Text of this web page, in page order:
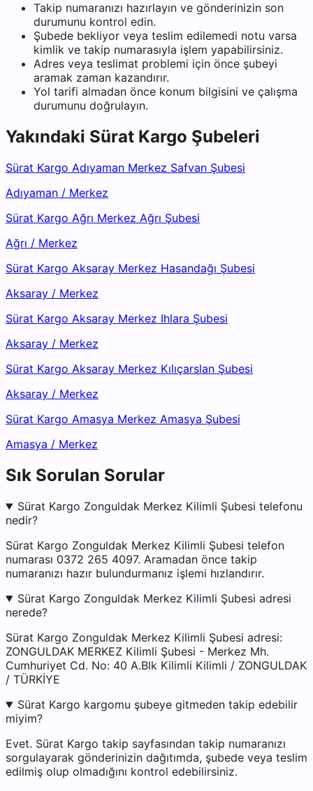
Takip numaranızı hazırlayın ve gönderinizin son
durumunu kontrol edin.
Şubede bekliyor veya teslim edilemedi notu varsa
kimlik ve takip numarasıyla işlem yapabilirsiniz.
Adres veya teslimat problemi için önce şubeyi
aramak zaman kazandırır.
Yol tarifi almadan önce konum bilgisini ve çalışma
durumunu doğrulayın.
Yakındaki Sürat Kargo Şubeleri
Sürat Kargo Adıyaman Merkez Safvan Şubesi
Adıyaman / Merkez
Sürat Kargo Ağrı Merkez Ağrı Şubesi
Ağrı / Merkez
Sürat Kargo Aksaray Merkez Hasandağı Şubesi
Aksaray / Merkez
Sürat Kargo Aksaray Merkez Ihlara Şubesi
Aksaray / Merkez
Sürat Kargo Aksaray Merkez Kılıçarslan Şubesi
Aksaray / Merkez
Sürat Kargo Amasya Merkez Amasya Şubesi
Amasya / Merkez
Sık Sorulan Sorular
Sürat Kargo Zonguldak Merkez Kilimli Şubesi telefonu
nedir?
Sürat Kargo Zonguldak Merkez Kilimli Şubesi telefon
numarası 0372 265 4097. Aramadan önce takip
numaranızı hazır bulundurmanız işlemi hızlandırır.
Sürat Kargo Zonguldak Merkez Kilimli Şubesi adresi
nerede?
Sürat Kargo Zonguldak Merkez Kilimli Şubesi adresi:
ZONGULDAK MERKEZ Kilimli Şubesi - Merkez Mh.
Cumhuriyet Cd. No: 40 A.Blk Kilimli Kilimli / ZONGULDAK
/ TÜRKİYE
Sürat Kargo kargomu şubeye gitmeden takip edebilir
miyim?
Evet. Sürat Kargo takip sayfasından takip numaranızı
sorgulayarak gönderinizin dağıtımda, şubede veya teslim
edilmiş olup olmadığını kontrol edebilirsiniz.